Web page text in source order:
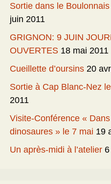
Sortie dans le
juin 2011
GRIGNON: 9 JUIN
OUVERTES 18 mai 2011
Cueillette d’oursins 20
Sortie à Cap Blanc-Nez
2011
Visite-Conférence « Dans
dinosaures » le 7 mai 19
Un après-midi à l’atelier